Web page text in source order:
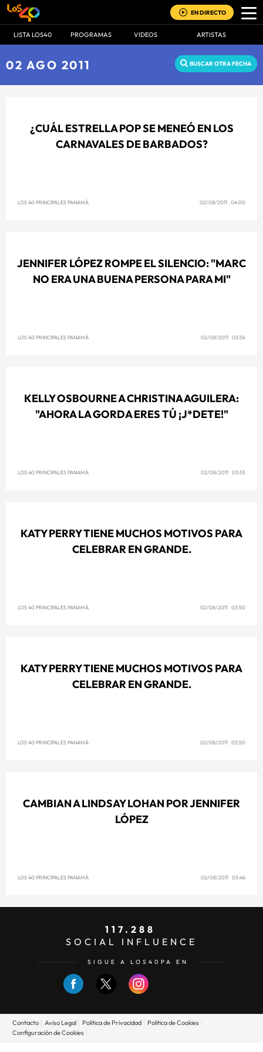
EN DIRECTO
LISTA LOS40 PROGRAMAS VIDEOS ARTISTAS
02 AGO 2011 BUSCAR OTRA FECHA
¿CUÁL ESTRELLA POP SE MENEÓ EN LOS
CARNAVALES DE BARBADOS?
LOS 40 PRINCIPALES PANAMÁ 02/08/2011 04:00
JENNIFER LÓPEZ ROMPE EL SILENCIO: "MARC
NO ERA UNA BUENA PERSONA PARA MI"
LOS 40 PRINCIPALES PANAMÁ 02/08/2011 03:56
KELLY OSBOURNE A CHRISTINA AGUILERA:
"AHORA LA GORDA ERES TÚ ¡J*DETE!"
LOS 40 PRINCIPALES PANAMÁ 02/08/2011 03:55
KATY PERRY TIENE MUCHOS MOTIVOS PARA
CELEBRAR EN GRANDE.
LOS 40 PRINCIPALES PANAMÁ 02/08/2011 03:50
KATY PERRY TIENE MUCHOS MOTIVOS PARA
CELEBRAR EN GRANDE.
LOS 40 PRINCIPALES PANAMÁ 02/08/2011 03:50
CAMBIAN A LINDSAY LOHAN POR JENNIFER
LÓPEZ
LOS 40 PRINCIPALES PANAMÁ 02/08/2011 03:46
117.288
SOCIAL INFLUENCE
SIGUE A LOS40PA EN
Contacto Aviso Legal Politica de Privacidad
Politica de Cookies
Configuración de Cookies